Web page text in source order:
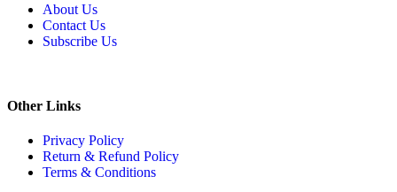
About Us
Contact Us
Subscribe Us
Other Links
Privacy Policy
Return & Refund Policy
Terms & Conditions